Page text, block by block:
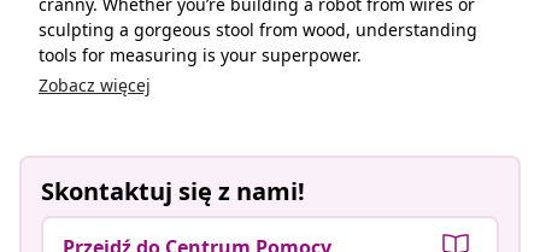
sculpting a gorgeous stool from wood, understanding
tools for measuring is your superpower.
Zobacz więcej
Skontaktuj się z nami!